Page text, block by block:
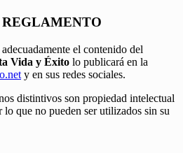
el contenido del
Vida y Éxito lo publicará en la
y en sus redes sociales.
distintivos son propiedad intelectual
lo que no pueden ser utilizados sin su